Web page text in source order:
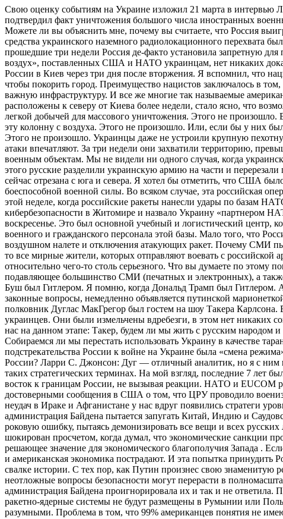
Свою оценку событиям на Украине изложил 21 марта в интервью Ларри С. Джонсон - ветеран ЦРУ и Управления по борьбе с терроризмом Государственного департамента США. Он также подтвердил факт уничтожения большого числа иностранных военных инструкторов, в том числе американцев, в результате российских ракетных уларов по базам под ЛЬвовом и Житомиром. Можете ли вы объяснить мне, почему вы считаете, что Россия выигрывает войну на Украине? Ларри С. Джонсон: В течение первых 24 часов российской военной операции на Украине все средства украинского наземного радиолокационного перехвата были уничтожены. Без этих радаров ВВС Украины потеряли способность осуществлять перехват «воздух-​воздух». За прошедшие три недели Россия де-​факто установила запретную для полетов зону над Украиной . Несмотря на то, что Россия по-​прежнему уязвима для управляемых с плеча ракет «земля-​воздух», поставленных США и НАТО украинцам, нет никаких доказательств того, что России пришлось сворачивать боевые воздушные операции. Мое внимание привлекло и прибытие России в Киев через три дня после вторжения. Я вспомнил, что нацистам в операции «Барбаросса» потребовалось семь недель, чтобы добраться до Киева, и еще семь недель потребовалось, чтобы покорить город. Преимущество нацистов заключалось в том, что они не наносили ударов, чтобы избежать жертв среди гражданского населения, и стремились уничтожить критически важную инфраструктуру. И все же многие так называемые американские военные эксперты утверждали, что Россия увязла. Когда 24 мили (или 40 миль, зависит от источника новостей) были расположены к северу от Киева более недели, стало ясно, что возможность Украины начать серьезные военные операции была устранена.Если их артиллерия была цела, то эта колонна была легкой добычей для массового уничтожения. Этого не произошло. В качестве альтернативы, если бы у украинцев был жизнеспособный самолет или вертолет, они должны были уничтожить эту колонну с воздуха. Этого не произошло. Или, если бы у них были жизнеспособные крылатые ракеты, они должны были бы обрушить ад на якобы застопорившуюся российскую колонну. Этого не произошло. Украинцы даже не устроили крупную пехотную засаду на колонну со своими недавно поставленными американскими «Джавелинами». Масштабы и размах российской атаки впечатляют. За три недели они захватили территорию, превышающую площадь суши Соединенного Королевства. Затем они приступили к точечным ударам по ключевым городам и военным объектам. Мы не видели ни одного случая, когда украинское подразделение размером с полк или бригаду атаковало и разгромило сопоставимое российское подразделение. Вместо этого русские разделили украинскую армию на части и перерезали пути сообщения. Русские укрепляют свой контроль над Мариуполем и обезопасили все подходы на Черном море. Украина сейчас отрезана с юга и севера. Я хотел бы отметить, что США было труднее захватить такую ​​большую территорию в Ираке в 2003 году, сражаясь против гораздо более слабой и менее боеспособной военной силы. Во всяком случае, эта российская операция должна до чертиков напугать военных и политических лидеров США. По-​настоящему важные новости пришли на этой неделе, когда российские ракеты нанесли удары по базам НАТО, которые де-​факто являются базами НАТО в Яворове и Житомире. В сентябре 2018 года НАТО провело учения по кибербезопасности в Житомире и назвало Украину «партнером НАТО». Житомир был разрушен гиперзвуковой ракетой в субботу. Та же участь постигла и Яворовский